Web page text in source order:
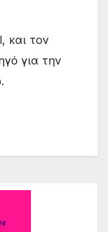
και τον
για την